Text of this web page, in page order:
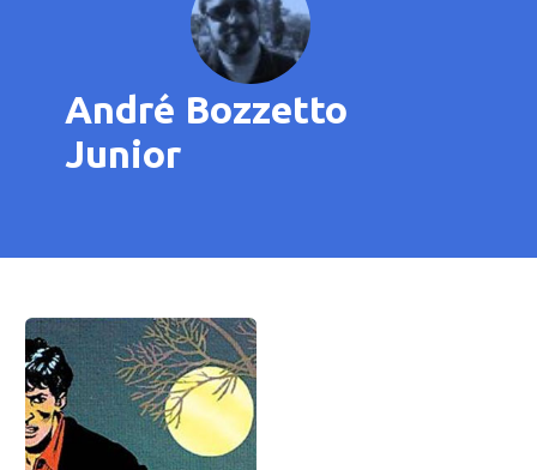
André Bozzetto
Junior